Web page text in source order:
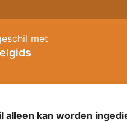
met
kan worden